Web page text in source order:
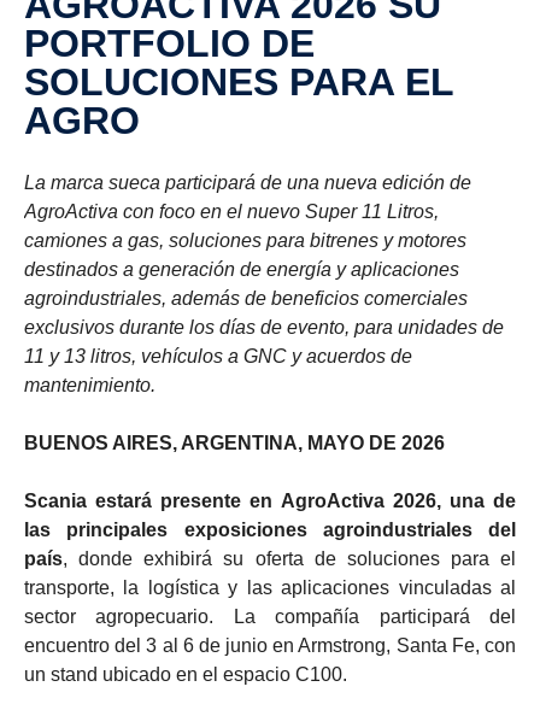
PORTFOLIO DE
SOLUCIONES PARA EL
AGRO
La marca sueca participará de una nueva edición de
AgroActiva con foco en el nuevo Super 11 Litros,
camiones a gas, soluciones para bitrenes y motores
destinados a generación de energía y aplicaciones
agroindustriales, además de beneficios comerciales
exclusivos durante los días de evento, para unidades de
11 y 13 litros, vehículos a GNC y acuerdos de
mantenimiento.
BUENOS AIRES, ARGENTINA, MAYO DE 2026
Scania estará presente en AgroActiva 2026, una de
las principales exposiciones agroindustriales del
país, donde exhibirá su oferta de soluciones para el
transporte, la logística y las aplicaciones vinculadas al
sector agropecuario. La compañía participará del
encuentro del 3 al 6 de junio en Armstrong, Santa Fe, con
un stand ubicado en el espacio C100.